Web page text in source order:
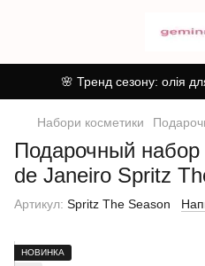
🌸 Тренд сезону: олія
Набори косметики
Подарочный
de Janeiro Spritz
Артикул: Spritz The Season
НОВИНКА